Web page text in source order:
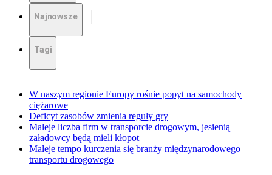
Najnowsze
Tagi
W naszym regionie Europy rośnie popyt na samochody
ciężarowe
Deficyt zasobów zmienia reguły gry
Maleje liczba firm w transporcie drogowym, jesienią
załadowcy będą mieli kłopot
Maleje tempo kurczenia się branży międzynarodowego
transportu drogowego